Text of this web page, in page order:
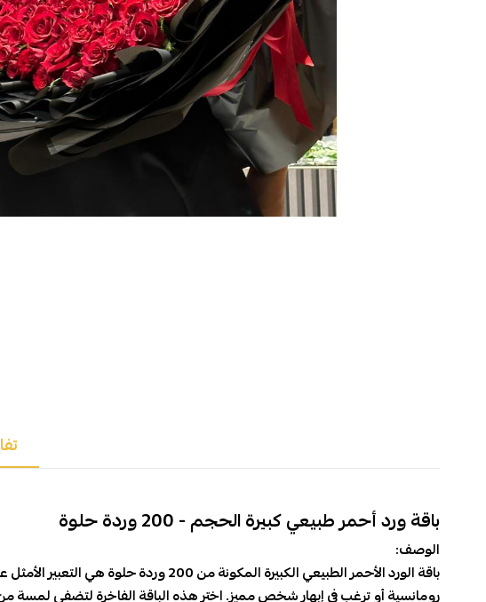
باقة ورد أحمر طبيعي كبيرة الحجم - 200 وردة حلوة
الوصف:
باقة الورد الأحمر الطبيعي الكبيرة
رومانسية أو ترغب في إبهار شخص مميز. اختر هذه الباقة الفاخرة لتضفي لمسة